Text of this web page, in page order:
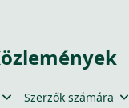
Szerzők számára